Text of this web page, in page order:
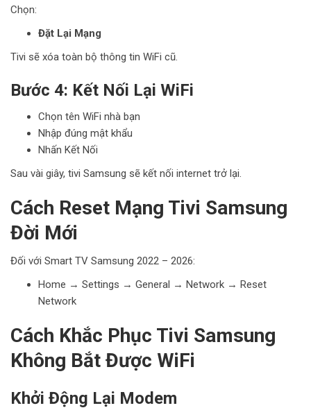
Chọn:
Đặt Lại Mạng
Tivi sẽ xóa toàn bộ thông tin WiFi cũ.
Bước 4: Kết Nối Lại WiFi
Chọn tên WiFi nhà bạn
Nhập đúng mật khẩu
Nhấn Kết Nối
Sau vài giây, tivi Samsung sẽ kết nối internet trở lại.
Cách Reset Mạng Tivi Samsung
Đời Mới
Đối với Smart TV Samsung 2022 – 2026:
Home → Settings → General → Network → Reset
Network
Cách Khắc Phục Tivi Samsung
Không Bắt Được WiFi
Khởi Động Lại Modem